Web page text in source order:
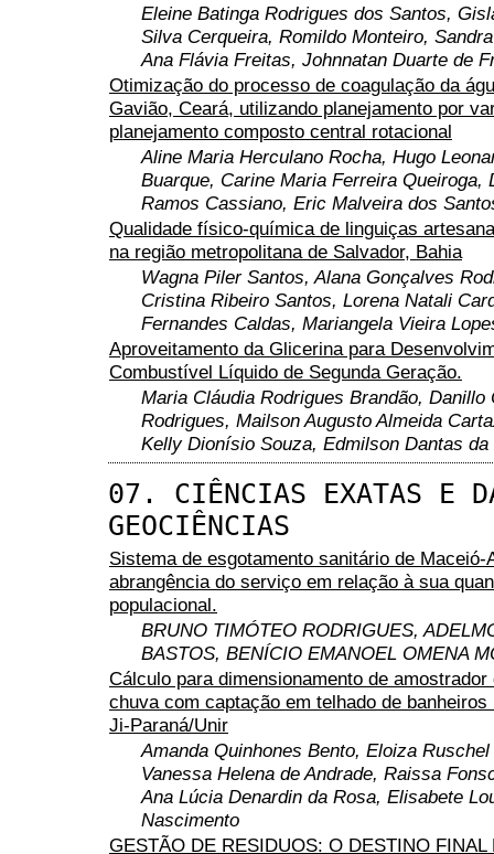
Eleine Batinga Rodrigues dos Santos,
Silva Cerqueira, Romildo Monteiro,
Ana Flávia Freitas, Johnnatan Duarte de
Otimização do processo de coagulação da
Gavião, Ceará, utilizando planejamento por
planejamento composto central rotacional
Aline Maria Herculano Rocha, Hugo
Buarque, Carine Maria Ferreira Queiroga,
Ramos Cassiano, Eric Malveira dos
Qualidade físico-química de linguiças
na região metropolitana de Salvador, Bahia
Wagna Piler Santos, Alana Gonçalves
Cristina Ribeiro Santos, Lorena Natali
Fernandes Caldas, Mariangela Vieira
Aproveitamento da Glicerina para
Combustível Líquido de Segunda Geração.
Maria Cláudia Rodrigues Brandão, Danillo
Rodrigues, Mailson Augusto Almeida
Kelly Dionísio Souza, Edmilson Dantas
07. CIÊNCIAS EXATAS E
GEOCIÊNCIAS
Sistema de esgotamento sanitário de Maceió-
abrangência do serviço em relação à sua
populacional.
BRUNO TIMÓTEO RODRIGUES,
BASTOS, BENÍCIO EMANOEL OMENA
Cálculo para dimensionamento de amostrador
chuva com captação em telhado de banheiros
Ji-Paraná/Unir
Amanda Quinhones Bento, Eloiza
Vanessa Helena de Andrade, Raissa
Ana Lúcia Denardin da Rosa, Elisabete
Nascimento
GESTÃO DE RESIDUOS: O DESTINO FINAL